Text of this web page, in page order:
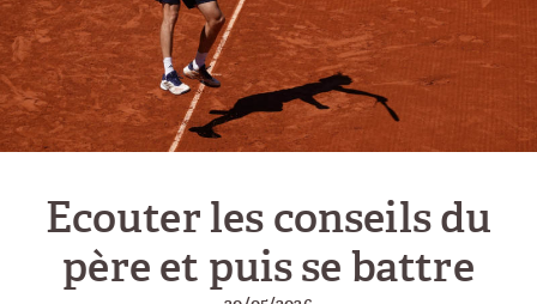
Ecouter les conseils du
père et puis se battre